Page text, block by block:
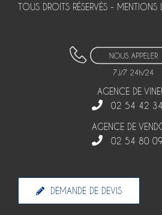
TOUS DROITS RÉSERVÉS - MENTIONS
AGENCE DE
02 54 42 34
AGENCE DE
02 54 80
DEMANDE DE DEVIS